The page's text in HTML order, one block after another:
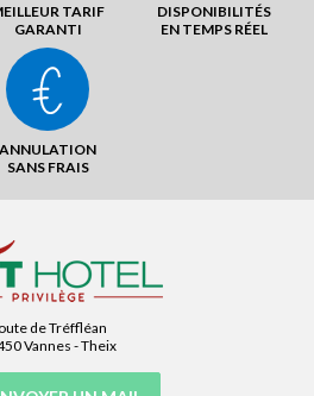
TARIF
GARANTI
DISPONIBILITÉS
EN TEMPS RÉEL
ANNULATION
SANS FRAIS
de Tréffléan
Vannes - Theix